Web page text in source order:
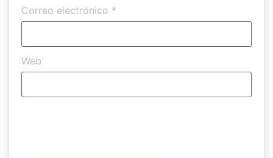
Correo electrónico *
Web